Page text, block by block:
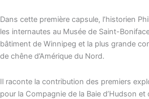
Dans cette première capsule, l’historien
les internautes au Musée de Saint-
bâtiment de Winnipeg et la plus grande
de chêne d’Amérique du Nord.
Il raconte la contribution des premiers
pour la Compagnie de la Baie d’Hudson et